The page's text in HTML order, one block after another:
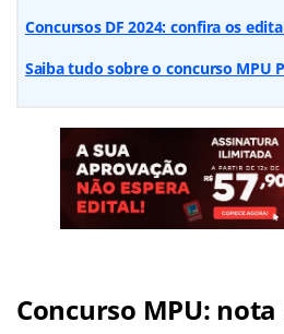
Concursos DF 2024: confira os
Saiba tudo sobre o concurso MPU
Concurso MPU: